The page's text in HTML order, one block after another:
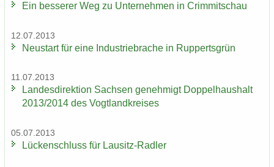
Ein bes­se­rer Weg zu Un­ter­neh­men in Crim­mit­schau
12.07.2013
Neu­start für eine In­dus­trie­bra­che in Rup­perts­grün
11.07.2013
Lan­des­di­rek­ti­on Sach­sen ge­neh­migt Dop­pel­haus­halt
2013/2014 des Vogt­land­krei­ses
05.07.2013
Lü­cken­schluss für Lausitz-​Radler